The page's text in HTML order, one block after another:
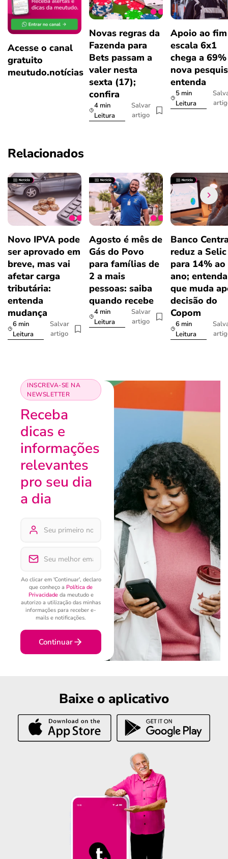
Acesse o canal
gratuito
meutudo.notícias
Novas regras da
Fazenda para
Bets passam a
valer nesta
sexta (17);
confira
4 min
Leitura
Salvar
artigo
Apoio ao
escala 6x1
chega a
nova
entenda
5 min
Leitura
Relacionados
Novo IPVA pode
ser aprovado em
breve, mas vai
afetar carga
tributária:
entenda
mudança
6 min
Leitura
Salvar
artigo
Agosto é mês de
Gás do Povo
para famílias de
2 a mais
pessoas: saiba
quando recebe
4 min
Leitura
Salvar
artigo
Banco
reduz a Selic
para 14% ao
ano;
que muda
decisão do
Copom
6 min
Leitura
INSCREVA-SE NA
NEWSLETTER
Receba
dicas e
informações
relevantes
pro seu dia
a dia
Ao clicar em 'Continuar', declaro
que conheço a Política de
Privacidadeda meutudo e
autorizo a utilização das minhas
informações para receber e-
mails e notificações.
Continuar
Baixe o aplicativo